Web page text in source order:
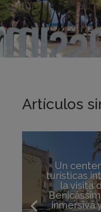
Artículos
Un
turísticas
la visita
inmersiva